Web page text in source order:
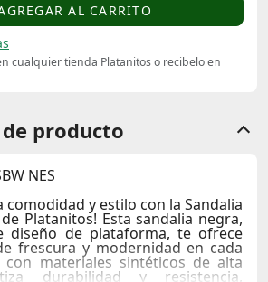
AL CARRITO
cualquier tienda Platanitos o recibelo en
producto
NES
comodidad y estilo con la Sandalia
de Platanitos! Esta sandalia negra,
diseño de plataforma, te ofrece
frescura y modernidad en cada
con materiales sintéticos de alta
durabilidad y resistencia,